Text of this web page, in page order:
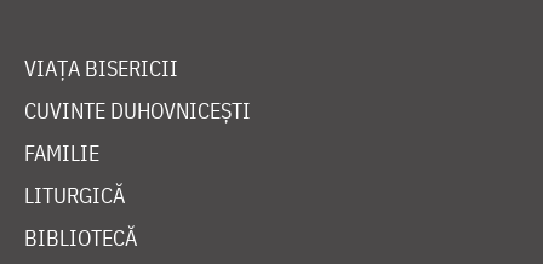
VIAȚA BISERICII
CUVINTE DUHOVNICEȘTI
FAMILIE
LITURGICĂ
BIBLIOTECĂ